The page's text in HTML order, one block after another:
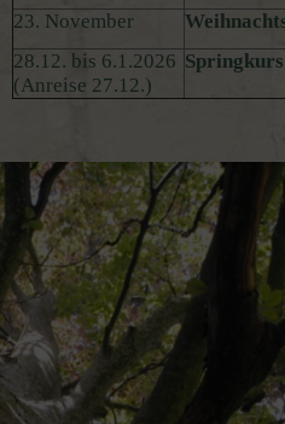
23. November
28.12. bis 6.1.2026
(Anreise 27.12.)